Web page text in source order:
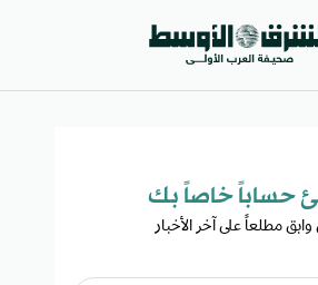
حساباً خاصاً بك​
مطلعاً على آخر الأخبار